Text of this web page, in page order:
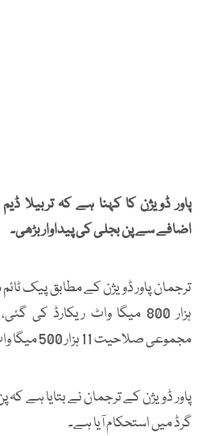
پاور ڈویژن کا کہنا ہے کہ تربیلا
اضافے سے پن بجلی کی پیداوار بڑھی۔
ہزار 800 میگا واٹ ریکارڈ
مجموعی صلاحیت 11 ہزار 500 میگا واٹ ہے۔
پاور ڈویژن کے ترجمان نے بتایا ہے
گرڈ میں استحکام آیا ہے۔